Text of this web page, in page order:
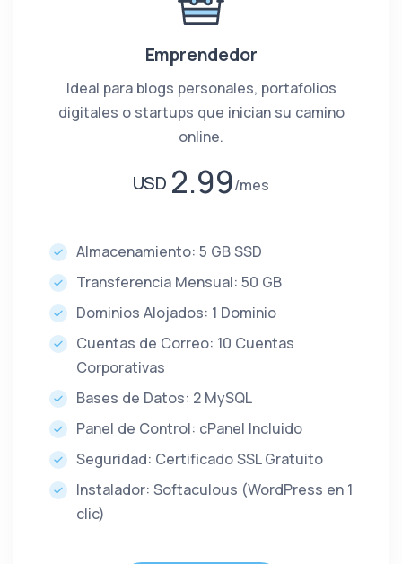
Emprendedor
Ideal para blogs personales, portafolios
digitales o startups que inician su camino
online.
USD 2.99 mes
Almacenamiento: 5 GB SSD
Transferencia Mensual: 50 GB
Dominios Alojados: 1 Dominio
Cuentas de Correo: 10 Cuentas
Corporativas
Bases de Datos: 2 MySQL
Panel de Control: cPanel Incluido
Seguridad: Certificado SSL Gratuito
Instalador: Softaculous (WordPress en 1
clic)